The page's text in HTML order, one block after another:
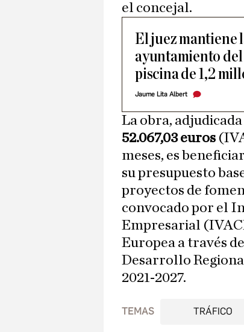
el concejal.
El juez mantiene
ayuntamiento
piscina de 1,2
Jaume Lita Albert
La obra,
52.067,03 euros
meses, es
su presupuesto
proyectos de
convocado por el
Empresarial
Europea a través
Desarrollo
2021-2027.
TEMAS TRÁFICO